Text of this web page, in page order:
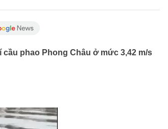
phao Phong Châu ở mức 3,42 m/s